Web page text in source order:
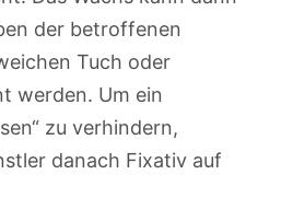
der betroffenen
Tuch oder
werden. Um ein
zu verhindern,
danach Fixativ auf